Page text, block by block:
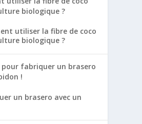
biologique ?
pour fabriquer un brasero
!